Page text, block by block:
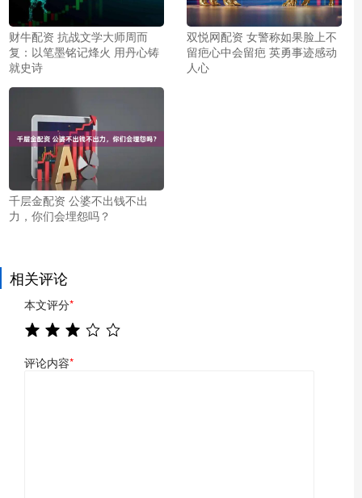
财牛配资 抗战文学大师周而
复：以笔墨铭记烽火 用丹心铸
就史诗
双悦网配资 女警称如果脸上不
留疤心中会留疤 英勇事迹感动
人心
千层金配资 公婆不出钱不出
力，你们会埋怨吗？
相关评论
本文评分*
评论内容*